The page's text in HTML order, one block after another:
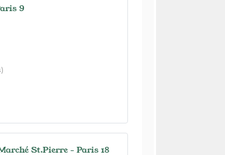
9
St.Pierre - Paris 18